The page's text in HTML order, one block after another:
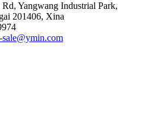
Yangwang Industrial Park,
201406, Xina